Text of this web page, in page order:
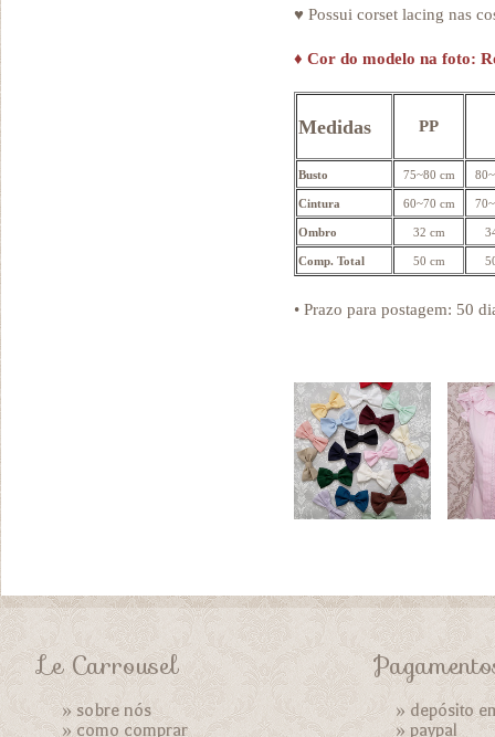
♥ Possui corset lacing nas
♦ Cor do modelo na foto:
Medidas PP
Busto 75~80 cm
Cintura 60~70 cm
Ombro 32 cm
Comp. Total 50 cm
• Prazo para postagem: 50
Le Carrousel
»sobre nós
»como comprar
» depósito
» paypal